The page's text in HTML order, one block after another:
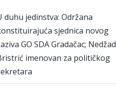
duhu jedinstva: Održana
sjednica novog
GO SDA Gradačac; Nedžad
imenovan za političkog